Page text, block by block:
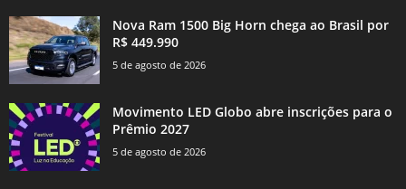
Nova Ram 1500 Big Horn chega ao Brasil por
R$ 449.990
5 de agosto de 2026
Movimento LED Globo abre inscrições para o
Prêmio 2027
5 de agosto de 2026